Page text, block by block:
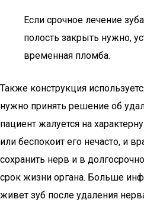
Если срочное лечение
полость закрыть нужно,
временная пломба.
Также конструкция
нужно принять решение об
пациент жалуется на
или беспокоит его нечасто, и
сохранить нерв и в
срок жизни органа. Больше
живет зуб после удаления